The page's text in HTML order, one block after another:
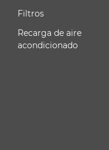
Filtros
Recarga de aire
acondicionado